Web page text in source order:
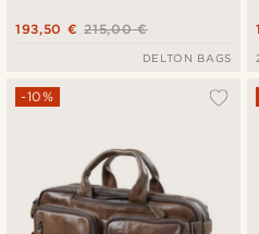
215,00 €
193,50 €
DELTON BAGS
-10%